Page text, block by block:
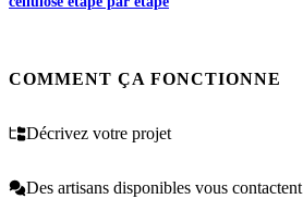
COMMENT ÇA FONCTIONNE
Décrivez votre projet
Des artisans disponibles vous contactent